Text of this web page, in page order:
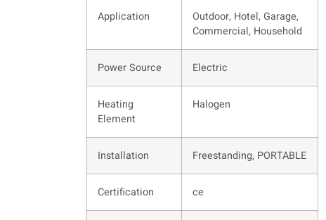
Application
Outdoor, Hotel, Garage,
Commercial, Household
Power Source Electric
Heating
Element
Halogen
Installation Freestanding, PORTABLE
Certification ce